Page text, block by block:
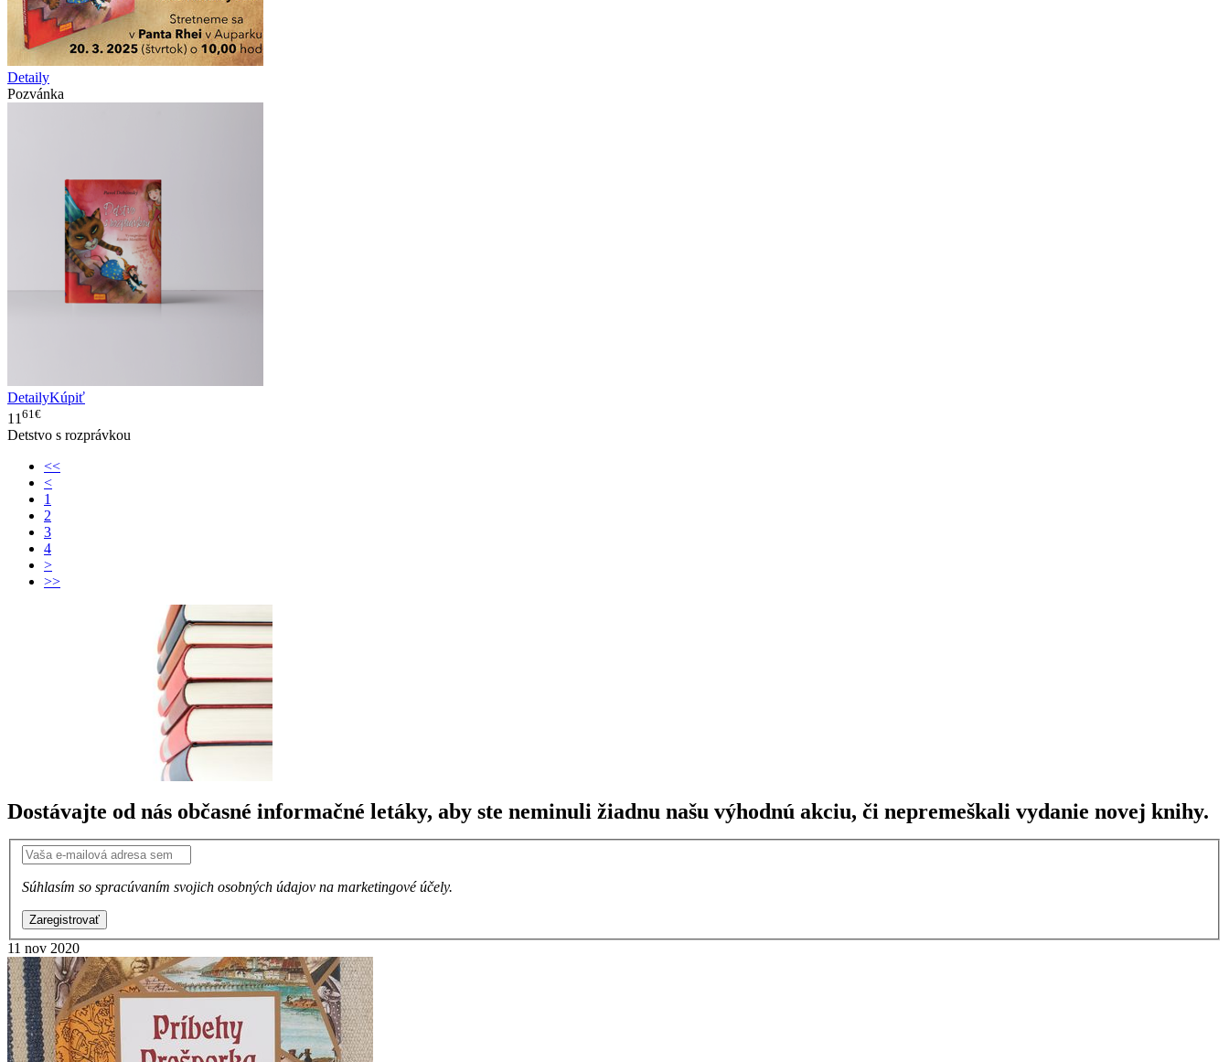
Detaily
Pozvánka
DetailyKúpiť
11 61€
Detstvo s rozprávkou
<<
<
1
2
3
4
>
>>
Dostávajte od nás občasné informačné letáky, aby ste neminuli žiadnu našu výhodnú akciu, či nepremeškali vydanie novej knihy.
Súhlasím so spracúvaním svojich osobných údajov na marketingové účely.
Zaregistrovať
11 nov 2020